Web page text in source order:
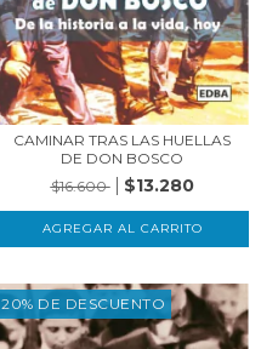
CAMINAR TRAS LAS HUELLAS
DE DON BOSCO
$16.600
$13.280
20% DE DESCUENTO